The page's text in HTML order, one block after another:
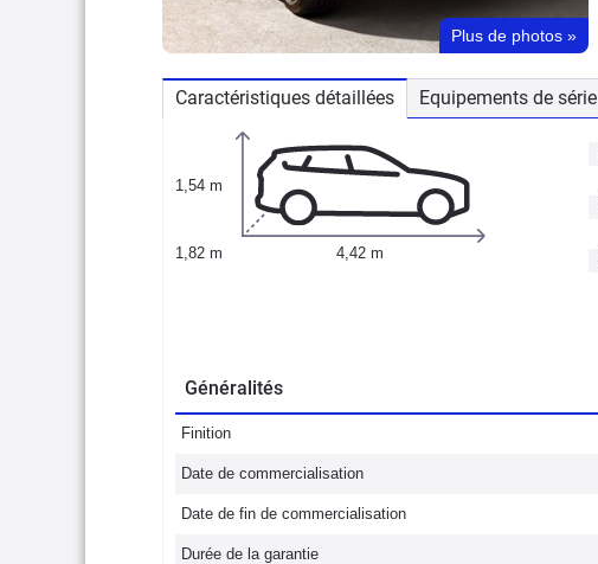
Plus de photos »
Caractéristiques détaillées Equipements de série
1,54 m
1,82 m 4,42 m
Généralités
Finition
Date de commercialisation
Date de fin de commercialisation
Durée de la garantie